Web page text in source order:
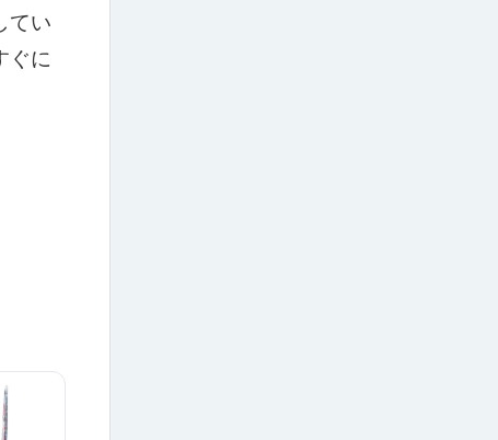
てい
ぐに